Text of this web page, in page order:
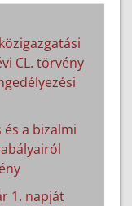
CL. törvény
a bizalmi
1. napját